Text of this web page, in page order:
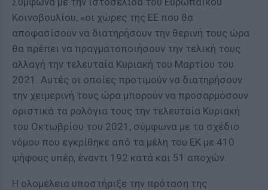
Κοινοβουλίου, «οι χώρες της ΕΕ που θα
αποφασίσουν να διατηρήσουν την θερινή τους ώρα
θα πρέπει να πραγματοποιήσουν την τελική τους
αλλαγή την τελευταία Κυριακή του Μαρτίου του
2021. Αυτές οι οποίες προτιμούν να διατηρήσουν
την χειμερινή τους ώρα μπορούν να προσαρμόσουν
οριστικά τα ρολόγια τους την τελευταία Κυριακή
του Οκτωβρίου του 2021, σύμφωνα με το σχέδιο
νόμου που εγκρίθηκε από τα μέλη του ΕΚ με 410
ψήφους υπέρ, έναντι 192 κατά και 51 αποχών.
Η ολομέλεια υποστήριξε την πρόταση της